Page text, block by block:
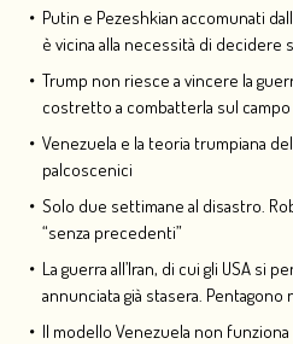
Putin e Pezeshkian accomunati
è vicina alla necessità di decidere
Trump non riesce a vincere la
costretto a combatterla sul campo
Venezuela e la teoria trumpiana
palcoscenici
Solo due settimane al disastro.
“senza precedenti”
La guerra all’Iran, di cui gli USA si
annunciata già stasera.
Il modello Venezuela non